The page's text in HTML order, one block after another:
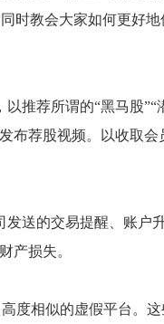
时教会大家如何更好地
推荐所谓的“黑马股
荐股视频。以收取
送的交易提醒、账户
产损失。
度相似的虚假平台。